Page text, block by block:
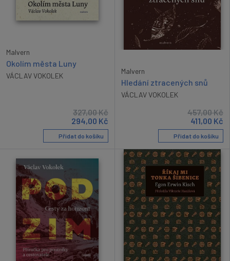
Malvern
Okolím města Luny
VÁCLAV VOKOLEK
327,00Kč
294,00 Kč
Přidat do košíku
Malvern
Hledání ztracených snů
VÁCLAV VOKOLEK
457,00Kč
411,00 Kč
Přidat do košíku